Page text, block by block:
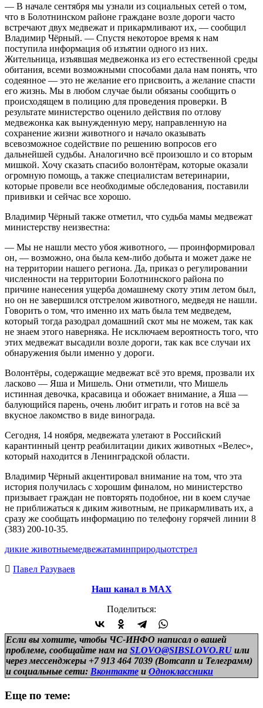
— В начале сентября мы узнали из социальных сетей о том,
что в Болотнинском районе граждане возле дороги часто
встречают двух медвежат и прикармливают их, — сообщил
Владимир Чёрный. — Спустя некоторое время к нам
поступила информация об изъятии одного из них.
Жительница, изъявшая медвежонка из его естественной среды
обитания, всеми возможными способами дала нам понять, что
содеянное — это не желание его присвоить, а желание спасти
его жизнь. Мы в любом случае были обязаны сообщить о
происходящем в полицию для проведения проверки. В
результате министерство оценило действия по отлову
медвежонка как вынужденную меру, направленную на
сохранение жизни животного и начало оказывать
всевозможное содействие по решению вопросов его
дальнейшей судьбы. Аналогично всё произошло и со вторым
мишкой. Хочу сказать спасибо волонтёрам, которые оказали
огромную помощь, а также специалистам ветеринарии,
которые провели все необходимые обследования, поставили
прививки и сейчас все хорошо.
Владимир Чёрный также отметил, что судьба мамы медвежат
министерству неизвестна:
— Мы не нашли место убоя животного, — проинформировал
он, — возможно, она была кем-либо добыта и может даже не
на территории нашего региона. Да, приказ о регулировании
численности на территории Болотнинского района по
причине нанесения ущерба домашнему скоту этим летом был,
но он не завершился отстрелом животного, медведя не нашли.
Говорить о том, что именно их мать была тем медведем,
который тогда разодрал домашний скот мы не можем, так как
не знаем этого наверняка. Не исключаем вероятность того, что
этих медвежат высадили возле дороги, так как все случаи их
обнаружения были именно у дороги.
Волонтёры, содержащие медвежат всё это время, прозвали их
ласково — Яша и Мишель. Они отметили, что Мишель
истинная девочка, красавица и обожает внимание, а Яша —
балующийся парень, очень любит играть и готов на всё за
вкусное лакомство в виде винограда.
Сегодня, 14 ноября, медвежата улетают в Российский
карантинный центр реабилитации диких животных «Велес»,
который находится в Ленинградской области.
Владимир Чёрный акцентировал внимание на том, что эта
история получилась с хорошим финалом, но министерство
призывает граждан не повторять подобное, ни в коем случае
не приближаться к диким животным, не прикармливать их, а
сразу же сообщать информацию по телефону горячей линии 8
(383) 200-10-35.
дикие животныемедвежатаминприродыотстрел
Павел Разуваев
Наш канал в МАХ
Поделиться:
Если вы хотите, чтобы ЧС-ИНФО написал о вашей
проблеме, сообщайте нам на SLOVO@SIBSLOVO.RU или
через мессенджеры +7 913 464 7039 (Вотсапп и Телеграмм)
и социальные сети: Вконтакте и Одноклассники
Еще по теме: